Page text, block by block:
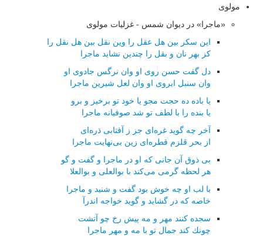
مولوی
«ماجرا» در دیوان شمس - غزلیات مولوی
این سكر بین هل عقل را وین نقل بین هل نقل را
كز بهر نان و بقل را چندین نشاید ماجرا
دل گفت حسن روی او وان نرگس جادوی او
وان سنبل ابروی او وان لعل شیرین ماجرا
یا باده ده حجت مجو یا خود تو برخیز و برو
یا بنده را با لطف تو شد صوفیانه ماجرا
آخر چه گوید غره‌ای جز ز آفتابی ذره‌ای
از بحر قلزم قطره‌ای زین بی‌نهایت ماجرا
بی ذوق آن جانی كه او در ماجرا و گفت و گو
هر لحظه گرمی می‌كند با بوالعلی و بوالعلا
با لب او چه خوش بود گفت و شنید و ماجرا
خاصه كه در گشاید و گوید خواجه اندرآ
سجده كنند مهر و مه پیش رخ چو آتشت
چونك كند جمال تو با مه و مهر ماجرا